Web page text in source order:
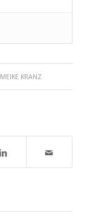
MEIKE KRANZ